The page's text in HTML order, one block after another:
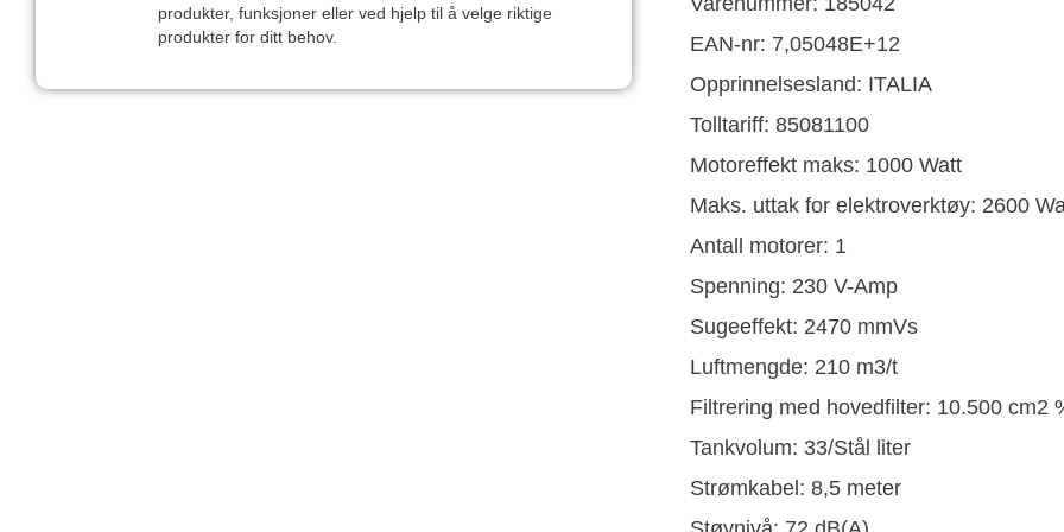
produkter, funksjoner eller ved hjelp til å velge riktige
produkter for ditt behov.
EAN-nr: 7,05048E+12
Opprinnelsesland: ITALIA
Tolltariff: 85081100
Motoreffekt maks: 1000 Watt
Maks. uttak for elektroverktøy: 2600
Antall motorer: 1
Spenning: 230 V-Amp
Sugeeffekt: 2470 mmVs
Luftmengde: 210 m3/t
Filtrering med hovedfilter: 10.500 cm2
Tankvolum: 33/Stål liter
Strømkabel: 8,5 meter